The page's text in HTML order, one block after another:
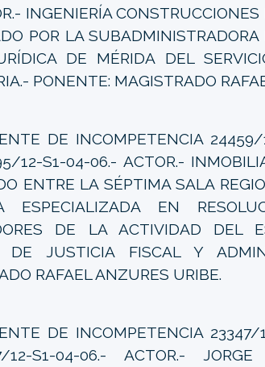
INGENIERÍA CONSTRUCCIONES
POR LA
DE MÉRIDA DEL
PONENTE: MAGISTRADO
DE INCOMPETENCIA
12-S1-04-06.- ACTOR.-
ENTRE LA SÉPTIMA SALA
ESPECIALIZADA EN
DE LA ACTIVIDAD DEL
DE JUSTICIA FISCAL Y
RAFAEL ANZURES URIBE.
DE INCOMPETENCIA
12-S1-04-06.- ACTOR.-